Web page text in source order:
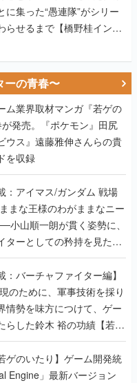
に集った“愚連隊”がシリー
らせるまで【橋野桂インタ
ーの青春〜
ム業界取材マンガ『若ゲの
発売。『ポケモン』田尻
ウス』遠藤雅伸さんらの貴
を収録
アイマス/ガンダム 戦場
まな王様のわがままなニー
小山順一朗が貫く姿勢に、
ターとしての矜持を見た
最終回】
：バーチャファイター編】
のために、軍事技術を採り
情勢を味方につけて、ゲー
らした鈴木 裕の功績【若ゲ
ゲのいたり】ゲーム開発統
Engine」最新バージョン